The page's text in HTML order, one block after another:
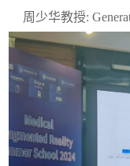
周少华教授: